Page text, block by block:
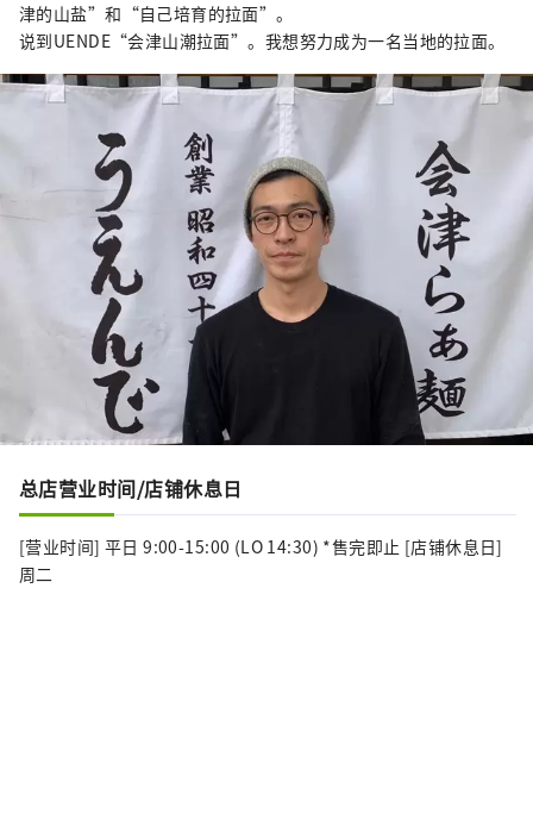
津的山盐”和“自己培育的拉面”。
说到UENDE“会津山潮拉面”。我想努力成为一名当地的拉面。
总店营业时间/店铺休息日
[营业时间] 平日 9:00-15:00 (LO 14:30) *售完即止 [店铺休息日]
周二